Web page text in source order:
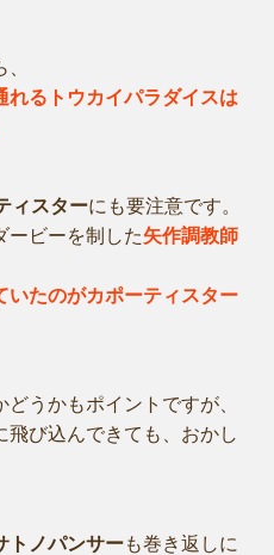
れるトウカイパラダイスは
ィスターにも要注意です。
ービーを制した矢作調教師
いたのがカポーティスター
うかもポイントですが、
飛び込んできても、おかし
トノパンサーも巻き返しに